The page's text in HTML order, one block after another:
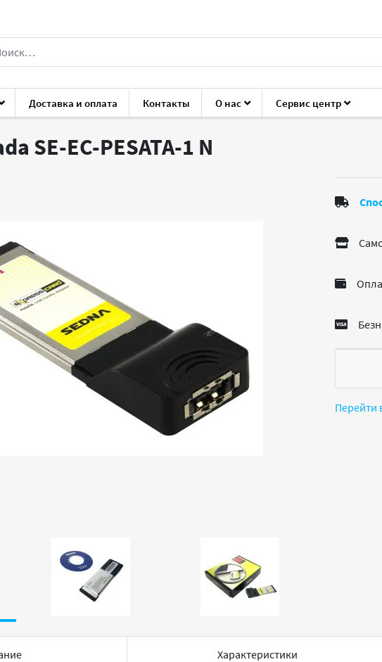
Доставка и оплата Контакты О нас Сервис центр
Аксессуары Аксессуары для ноутбуков и ПК Кабели, переходники
SE-EC-PESATA-1 N
Перейти
Характеристики